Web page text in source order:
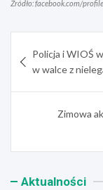
Źródło: facebook.com/
wpisu
Policja i WIOŚ
w walce z
Zimowa
Aktualności